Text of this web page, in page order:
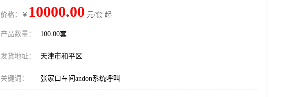
价格：￥ 10000.00 元/套 起
产品数量： 100.00套
发货地址： 天津市和平区
关键词： 张家口车间andon系统呼叫